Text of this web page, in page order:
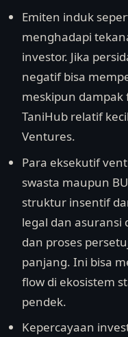
Emiten induk
menghadapi
investor. Jika
negatif bisa
meskipun dampak
TaniHub relatif
Ventures.
Para eksekutif
swasta maupun
struktur insentif
legal dan
dan proses
panjang. Ini bisa
flow di ekosistem
pendek.
Kepercayaan